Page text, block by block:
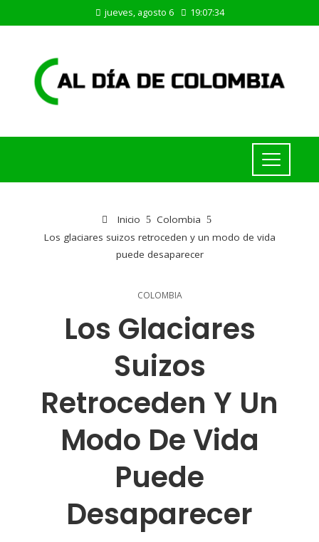
jueves, agosto 6 19:07:35
Inicio
Colombia
Los glaciares suizos retroceden y un modo de vida
puede desaparecer
COLOMBIA
Los Glaciares
Suizos
Retroceden Y Un
Modo De Vida
Puede
Desaparecer